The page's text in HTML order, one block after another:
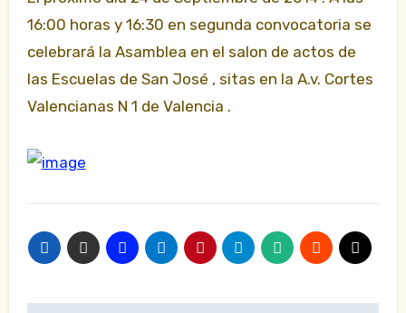
16:00 horas y 16:30 en segunda convocatoria se
celebrará la Asamblea en el salon de actos de
las Escuelas de San José , sitas en la A.v. Cortes
Valencianas N 1 de Valencia .